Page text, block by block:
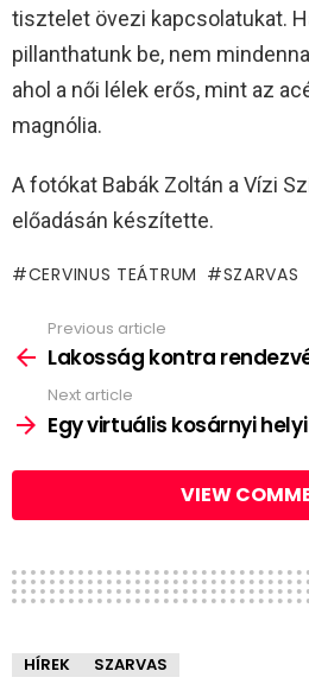
tisztelet övezi kapcsolatukat.
pillanthatunk be, nem
ahol a női lélek erős, mint az
magnólia.
A fotókat Babák Zoltán a Vízi
előadásán készítette.
CERVINUS TEÁTRUM SZARVAS
more
Previous article
Lakosság kontra
Next article
Egy virtuális kosárnyi
VIEW
HÍREK SZARVAS